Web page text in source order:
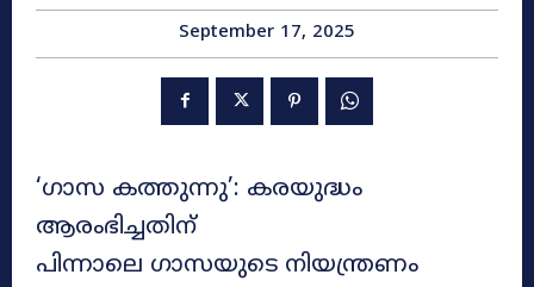
September 17, 2025
‘ഗാസ കത്തുന്നു’: കരയുദ്ധം
ആരംഭിച്ചതിന്
പിന്നാലെ ഗാസയുടെ നിയന്ത്രണം